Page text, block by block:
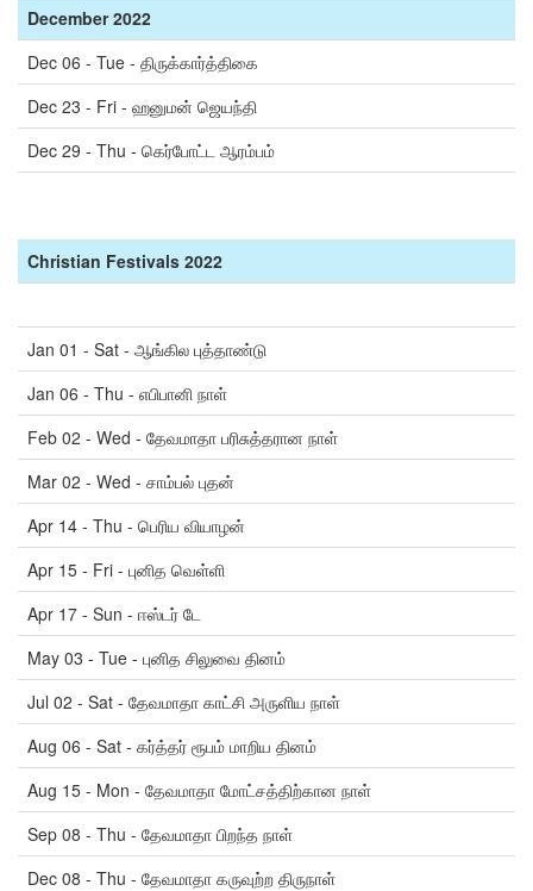
December2022
Dec 06 - Tue - திருக்கார்த்திகை
Dec 23 - Fri - ஹனுமன் ஜெயந்தி
Dec 29 - Thu - கெர்போட்ட ஆரம்பம்
Christian Festivals 2022
Jan 01 - Sat - ஆங்கில புத்தாண்டு
Jan 06 - Thu - எபிபானி நாள்
Feb 02 - Wed - தேவமாதா பரிசுத்தரான நாள்
Mar 02 - Wed - சாம்பல் புதன்
Apr 14 - Thu - பெரிய வியாழன்
Apr 15 - Fri - புனித வெள்ளி
Apr 17 - Sun - ஈஸ்டர் டே
May 03 - Tue - புனித சிலுவை தினம்
Jul 02 - Sat - தேவமாதா காட்சி அருளிய நாள்
Aug 06 - Sat - கர்த்தர் ரூபம் மாறிய தினம்
Aug 15 - Mon - தேவமாதா மோட்சத்திற்கான நாள்
Sep 08 - Thu - தேவமாதா பிறந்த நாள்
Dec 08 - Thu - தேவமாதா கருவுற்ற திருநாள்